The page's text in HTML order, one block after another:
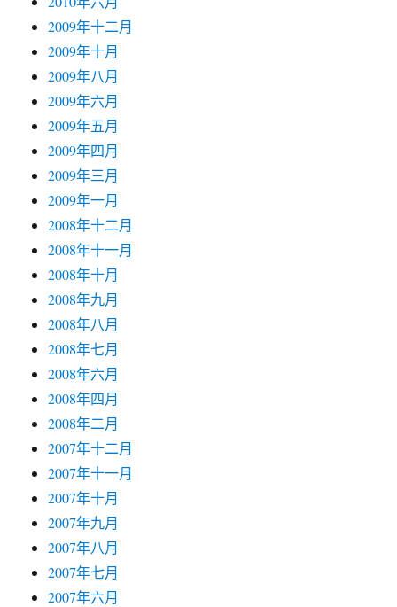
2009年十二月
2009年十月
2009年八月
2009年六月
2009年五月
2009年四月
2009年三月
2009年一月
2008年十二月
2008年十一月
2008年十月
2008年九月
2008年八月
2008年七月
2008年六月
2008年四月
2008年二月
2007年十二月
2007年十一月
2007年十月
2007年九月
2007年八月
2007年七月
2007年六月